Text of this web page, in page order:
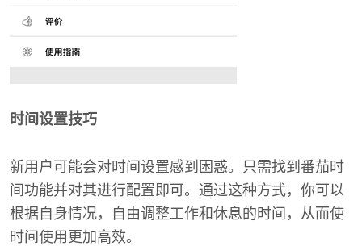
时间设置技巧
新用户可能会对时间设置感到困惑。只需找到番茄时
间功能并对其进行配置即可。通过这种方式，你可以
根据自身情况，自由调整工作和休息的时间，从而使
时间使用更加高效。